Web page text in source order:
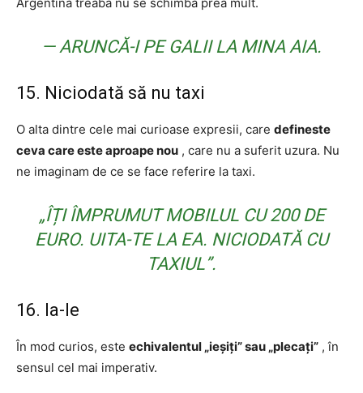
— ARUNCĂ-I PE GALII LA MINA AIA.
15. Niciodată să nu taxi
O alta dintre cele mai curioase expresii, care defineste
ceva care este aproape nou , care nu a suferit uzura. Nu
ne imaginam de ce se face referire la taxi.
„ÎȚI ÎMPRUMUT MOBILUL CU 200 DE
EURO. UITA-TE LA EA. NICIODATĂ CU
TAXIUL”.
16. Ia-le
În mod curios, este echivalentul „ieșiți” sau „plecați” , în
sensul cel mai imperativ.